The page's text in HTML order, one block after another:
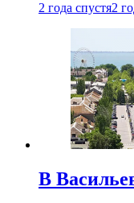
2 года спустя2
В